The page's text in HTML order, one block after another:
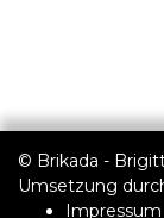
© Brikada -
Umsetzung
Impressum